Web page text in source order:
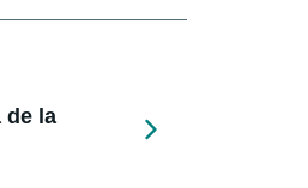
de la